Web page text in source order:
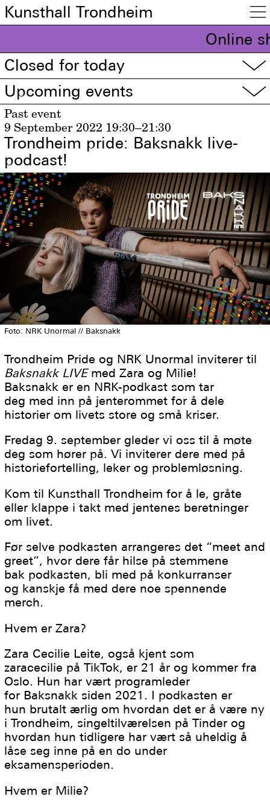
Kunsthall Trondheim 
Online
Closed for today
▽
Upcoming events ▽
Past event
9 September 2022 19:30–21:30
Trondheim pride: Baksnakk live-
podcast!
Foto: NRK Unormal // Baksnakk
Trondheim Pride og NRK Unormal inviterer til
Baksnakk LIVE med Zara og Milie!
Baksnakk er en NRK-podkast som tar
deg med inn på jenterommet for å dele
historier om livets store og små kriser.
Fredag 9. september gleder vi oss til å møte
deg som hører på. Vi inviterer dere med på
historiefortelling, leker og problemløsning.
Kom til Kunsthall Trondheim for å le, gråte
eller klappe i takt med jentenes beretninger
om livet.
Før selve podkasten arrangeres det “meet and
greet”, hvor dere får hilse på stemmene
bak podkasten, bli med på konkurranser
og kanskje få med dere noe spennende
merch.
Hvem er Zara?
Zara Cecilie Leite, også kjent som
zaracecilie på TikTok, er 21 år og kommer fra
Oslo. Hun har vært programleder
for Baksnakk siden 2021. I podkasten er
hun brutalt ærlig om hvordan det er å være ny
i Trondheim, singeltilværelsen på Tinder og
hvordan hun tidligere har vært så uheldig å
låse seg inne på en do under
eksamensperioden.
Hvem er Milie?